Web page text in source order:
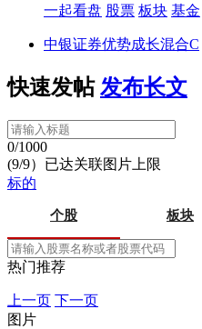
一起看盘 股票 板块 基金
中银证券优势成长混合C
快速发帖 发布长文
0/1000
(9/9）已达关联图片上限
标的
个股 板块
热门推荐
上一页 下一页
图片